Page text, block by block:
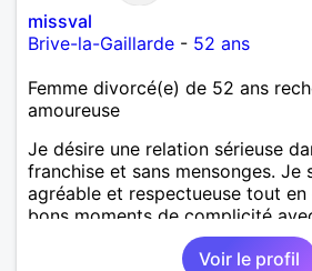
missval
Brive-la-Gaillarde - 52 ans
Femme divorcé(e) de 52 ans
amoureuse
Je désire une relation sérieuse
franchise et sans mensonges. Je
agréable et respectueuse tout
bons moments de complicité
voulant aller dans la même
Voir le profil